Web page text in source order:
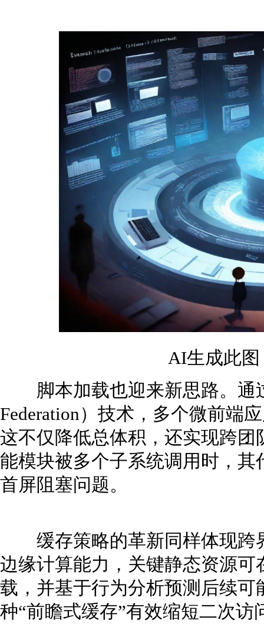
AI生成此
脚本加载也迎来新思路。通
Federation）技术，多个微前端
这不仅降低总体积，还实现跨
能模块被多个子系统调用时，
首屏阻塞问题。
缓存策略的革新同样体现跨
边缘计算能力，关键静态资源
载，并基于行为分析预测后续
种“前瞻式缓存”有效缩短二次